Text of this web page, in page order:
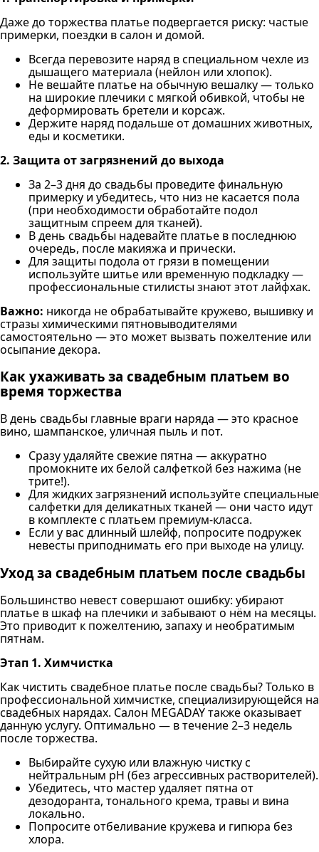
Даже до торжества платье подвергается риску: частые
примерки, поездки в салон и домой.
Всегда перевозите наряд в специальном чехле из
дышащего материала (нейлон или хлопок).
Не вешайте платье на обычную вешалку — только
на широкие плечики с мягкой обивкой, чтобы не
деформировать бретели и корсаж.
Держите наряд подальше от домашних животных,
еды и косметики.
2. Защита от загрязнений до выхода
За 2–3 дня до свадьбы проведите финальную
примерку и убедитесь, что низ не касается пола
(при необходимости обработайте подол
защитным спреем для тканей).
В день свадьбы надевайте платье в последнюю
очередь, после макияжа и прически.
Для защиты подола от грязи в помещении
используйте шитье или временную подкладку —
профессиональные стилисты знают этот лайфхак.
Важно: никогда не обрабатывайте кружево, вышивку и
стразы химическими пятновыводителями
самостоятельно — это может вызвать пожелтение или
осыпание декора.
Как ухаживать за свадебным платьем во
время торжества
В день свадьбы главные враги наряда — это красное
вино, шампанское, уличная пыль и пот.
Сразу удаляйте свежие пятна — аккуратно
промокните их белой салфеткой без нажима (не
трите!).
Для жидких загрязнений используйте специальные
салфетки для деликатных тканей — они часто идут
в комплекте с платьем премиум-класса.
Если у вас длинный шлейф, попросите подружек
невесты приподнимать его при выходе на улицу.
Уход за свадебным платьем после свадьбы
Большинство невест совершают ошибку: убирают
платье в шкаф на плечики и забывают о нём на месяцы.
Это приводит к пожелтению, запаху и необратимым
пятнам.
Этап 1. Химчистка
Как чистить свадебное платье после свадьбы? Только в
профессиональной химчистке, специализирующейся на
свадебных нарядах. Салон MEGADAY также оказывает
данную услугу. Оптимально — в течение 2–3 недель
после торжества.
Выбирайте сухую или влажную чистку с
нейтральным pH (без агрессивных растворителей).
Убедитесь, что мастер удаляет пятна от
дезодоранта, тонального крема, травы и вина
локально.
Попросите отбеливание кружева и гипюра без
хлора.